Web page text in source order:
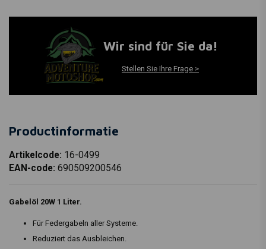
Wir sind für Sie da!
Stellen Sie Ihre Frage >
Productinformatie
Artikelcode: 16-0499
EAN-code: 690509200546
Gabelöl 20W 1 Liter.
Für Federgabeln aller Systeme.
Reduziert das Ausbleichen.